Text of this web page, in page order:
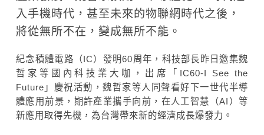
入手機時代，甚至未來的物聯網時代之後，
將從無所不在，變成無所不能。
紀念積體電路（IC）發明60周年，科技部長昨日邀集魏
哲家等國內科技業大咖，出席「IC60-I See the
Future」慶祝活動，魏哲家等人同聲看好下一世代半導
體應用前景，期許產業攜手向前，在人工智慧（AI）等
新應用取得先機，為台灣帶來新的經濟成長爆發力。